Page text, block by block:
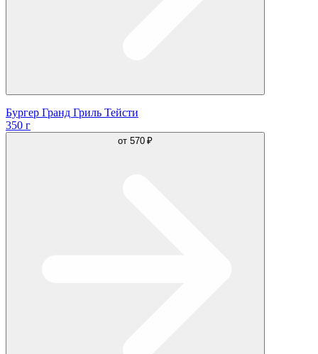
Бургер Гранд Гриль Тейсти
350 г
от 570 ₽